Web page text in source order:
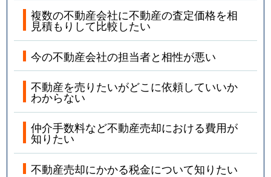
複数の不動産会社に不動産の査定価格を相
見積もりして比較したい
今の不動産会社の担当者と相性が悪い
不動産を売りたいがどこに依頼していいか
わからない
仲介手数料など不動産売却における費用が
知りたい
不動産売却にかかる税金について知りたい